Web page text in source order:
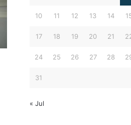
10 11 12 13 14
17 18 19 20 21
24 25 26 27 28
31
« Jul